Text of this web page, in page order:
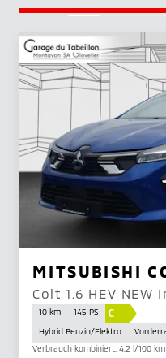
MITSUBISHI
Colt 1.6 HEV NEW
10 km 145 PS C
Hybrid Benzin/Elektro
Verbrauch kombiniert: 4.2 l/100